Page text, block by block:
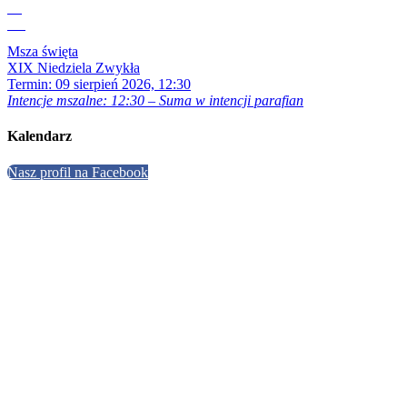
Msza święta
XIX Niedziela Zwykła
Termin: 09 sierpień 2026, 12:30
Intencje mszalne: 12:30 – Suma w intencji parafian
Kalendarz
Nasz profil na Facebook